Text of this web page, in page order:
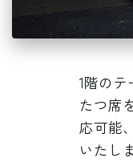
1階の
たつ席
応可能
いたし